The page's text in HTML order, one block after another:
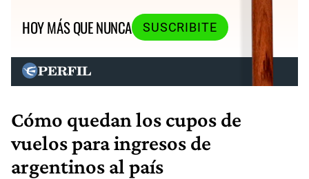
HOY MÁS QUE NUNCA
SUSCRIBITE
Cómo quedan los cupos de
vuelos para ingresos de
argentinos al país